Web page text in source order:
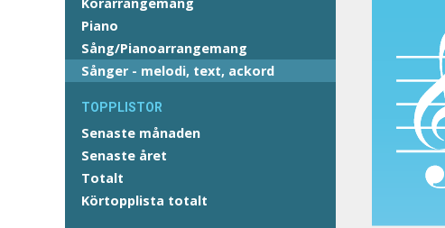
Piano
Sång/Pianoarrangemang
Sånger - melodi, text, ackord
TOPPLISTOR
Senaste månaden
Senaste året
Totalt
Körtopplista totalt